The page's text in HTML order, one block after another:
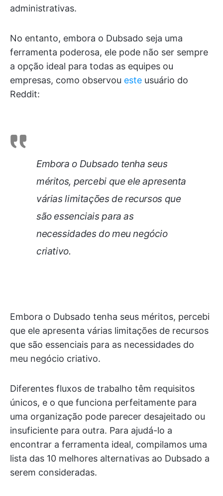
administrativas.
No entanto, embora o Dubsado seja uma
ferramenta poderosa, ele pode não ser sempre
a opção ideal para todas as equipes ou
empresas, como observou este usuário do
Reddit:
Embora o Dubsado tenha seus
méritos, percebi que ele apresenta
várias limitações de recursos que
são essenciais para as
necessidades do meu negócio
criativo.
Embora o Dubsado tenha seus méritos, percebi
que ele apresenta várias limitações de recursos
que são essenciais para as necessidades do
meu negócio criativo.
Diferentes fluxos de trabalho têm requisitos
únicos, e o que funciona perfeitamente para
uma organização pode parecer desajeitado ou
insuficiente para outra. Para ajudá-lo a
encontrar a ferramenta ideal, compilamos uma
lista das 10 melhores alternativas ao Dubsado a
serem consideradas.